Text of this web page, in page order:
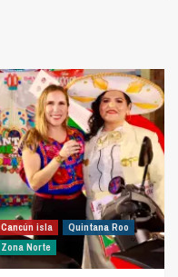
Cancún isla
Quintana Roo
Zona Norte